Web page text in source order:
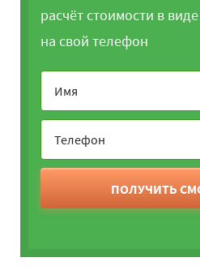
расчёт стоимости в
на свой телефон
ПОЛУЧИТЬ